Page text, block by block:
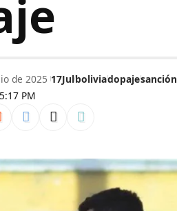
PM
de 2025 17Julboliviadopajesanción